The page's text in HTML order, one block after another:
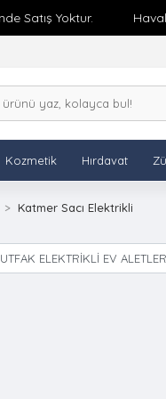
Satış Yoktur.
Kozmetik Hırdavat
Katmer Sacı Elektrikli